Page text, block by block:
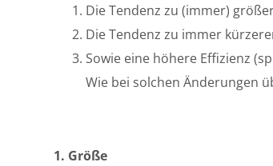
Die Tendenz zu (immer)
Die Tendenz zu immer
Sowie eine höhere Effizienz
Wie bei solchen Änderungen
1. Größe